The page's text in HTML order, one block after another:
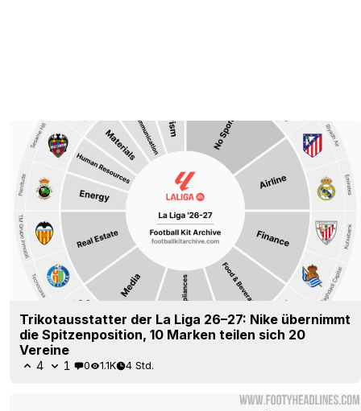
Trikotausstatter der La Liga 26–27: Nike übernimmt
die Spitzenposition, 10 Marken teilen sich 20
Vereine
4 1 0 1.1K 4 Std.